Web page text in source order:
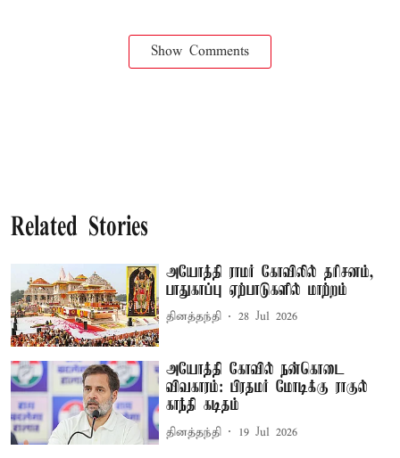
Show Comments
Related Stories
அயோத்தி ராமர் கோவிலில் தரிசனம்,
பாதுகாப்பு ஏற்பாடுகளில் மாற்றம்
தினத்தந்தி 28 Jul 2026
அயோத்தி கோவில் நன்கொடை
விவகாரம்: பிரதமர் மோடிக்கு ராகுல்
காந்தி கடிதம்
தினத்தந்தி 19 Jul 2026